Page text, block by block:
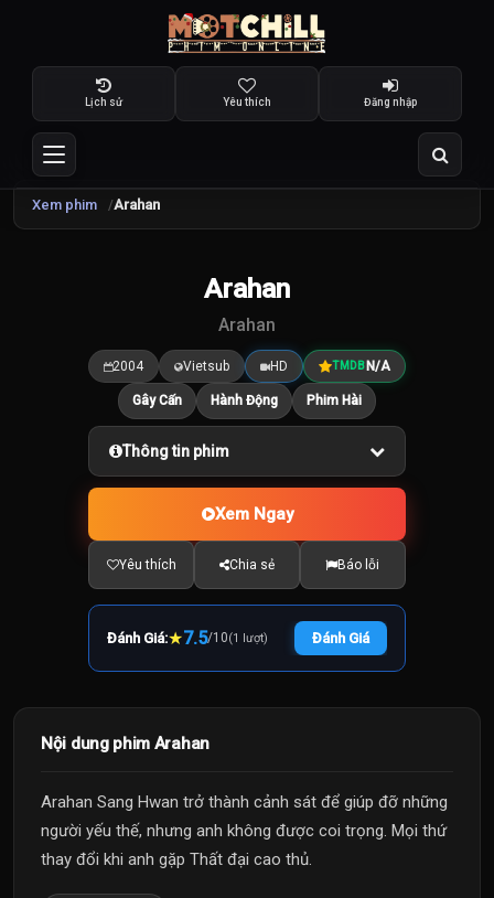
Lịch sử Yêu thích Đăng nhập
Xem phim Arahan
Arahan
Arahan
2004 Vietsub HD TMDB N/A
Gây Cấn Hành Động Phim Hài
Thông tin phim
Xem Ngay
Yêu thích Chia sẻ Báo lỗi
Đánh Giá:★7.5/10(1 lượt) Đánh Giá
Nội dung phim Arahan
Arahan Sang Hwan trở thành cảnh sát để giúp đỡ những
người yếu thế, nhưng anh không được coi trọng. Mọi thứ
thay đổi khi anh gặp Thất đại cao thủ.